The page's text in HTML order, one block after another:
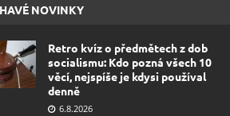
NOVINKY
Retro kvíz o předmětech z dob
socialismu: Kdo pozná všech 10
věcí, nejspíše je kdysi používal
denně
6.8.2026